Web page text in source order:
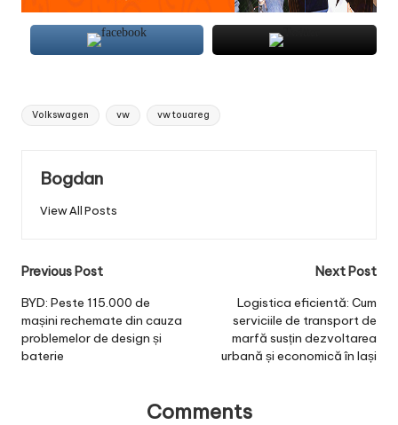
Tags:
Volkswagen vw vw touareg
Bogdan
View All Posts
Post
navigation
Previous Post
BYD: Peste 115.000 de
mașini rechemate din cauza
problemelor de design și
baterie
Next Post
Logistica eficientă: Cum
serviciile de transport de
marfă susțin dezvoltarea
urbană și economică în Iași
Comments